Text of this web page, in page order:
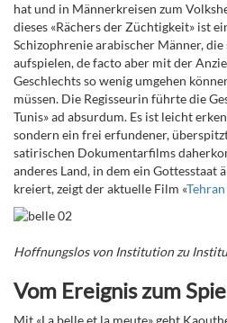
hat und in Männerkreisen zum
dieses «Rächers der Züchtigkeit» ist
Schizophrenie arabischer Männer,
aufspielen, de facto aber mit der
Geschlechts so wenig umgehen
müssen. Die Regisseurin führte die
Tunis» ad absurdum. Es ist leicht
sondern ein frei erfundener,
satirischen Dokumentarfilms
anderes Land, in dem ein Gottesstaat
kreiert, zeigt der aktuelle Film «
Hoffnungslos von Institution zu
Vom Ereignis zum
Mit «La belle et la meute» geht